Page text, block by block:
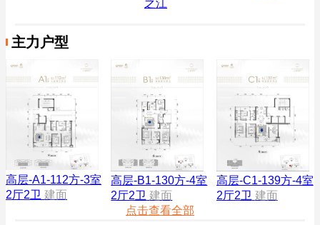
之江
主力户型
高层-A1-112方-3室
2厅2卫 建面
高层-B1-130方-4室
2厅2卫 建面
高层-C1-139方-4室
2厅2卫 建面
点击查看全部